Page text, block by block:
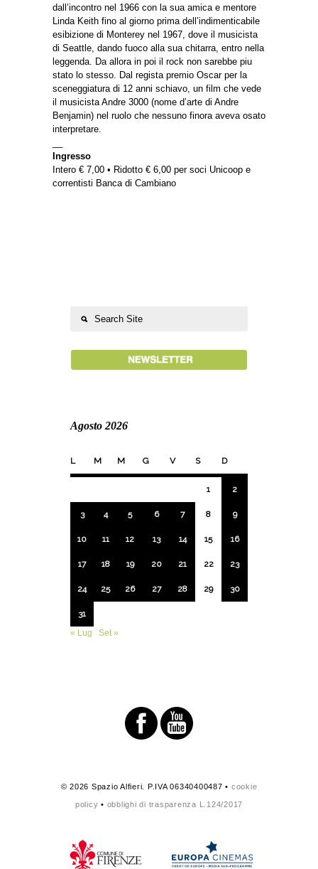
dall’incontro nel 1966 con la sua amica e mentore
Linda Keith fino al giorno prima dell’indimenticabile
esibizione di Monterey nel 1967, dove il musicista
di Seattle, dando fuoco alla sua chitarra, entro nella
leggenda. Da allora in poi il rock non sarebbe piu
stato lo stesso. Dal regista premio Oscar per la
sceneggiatura di 12 anni schiavo, un film che vede
il musicista Andre 3000 (nome d’arte di Andre
Benjamin) nel ruolo che nessuno finora aveva osato
interpretare.
Ingresso
Intero € 7,00 • Ridotto € 6,00 per soci Unicoop e
correntisti Banca di Cambiano
Agosto 2026
L M M G V S D
1 2
3 4 5 6 7 8 9
10 11 12 13 14 15 16
17 18 19 20 21 22 23
24 25 26 27 28 29 30
31
« Lug
Set »
© 2026 Spazio Alfieri. P.IVA 06340400487 • cookie
policy • obblighi di trasparenza L.124/2017